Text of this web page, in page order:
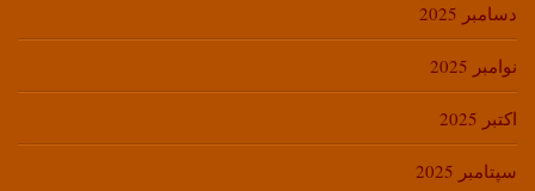
دسامبر 2025
نوامبر 2025
اکتبر 2025
سپتامبر 2025